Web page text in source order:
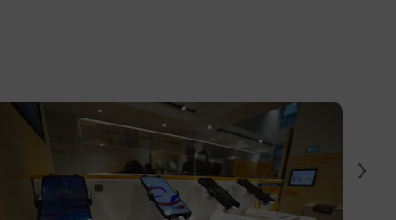
savoir plus